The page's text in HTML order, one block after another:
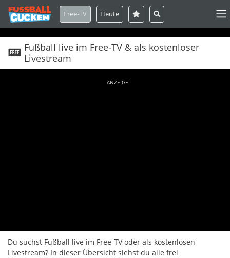
Free-TV Heute
Fußball live im Free-TV & als kostenloser
Livestream
Du suchst Fußball live im Free-TV oder als kostenlosen
Livestream? In dieser Übersicht siehst du alle frei
ANZEIGE